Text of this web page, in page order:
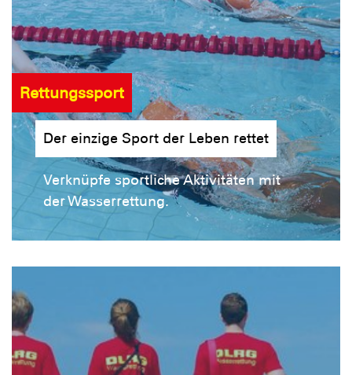
Rettungssport
Der einzige Sport der Leben rettet
Verknüpfe sportliche Aktivitäten mit
der Wasserrettung.